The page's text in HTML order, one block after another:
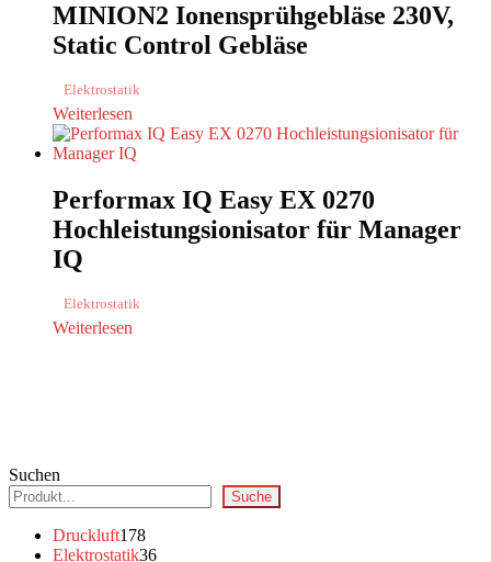
MINION2 Ionensprühgebläse 230V,
Static Control Gebläse
Elektrostatik
Weiterlesen
Performax IQ Easy EX 0270
Hochleistungsionisator für Manager
IQ
Elektrostatik
Weiterlesen
Suchen
Suche
Druckluft178178
Produkte
Elektrostatik3636